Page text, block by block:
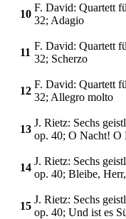
10
F. David: Quartett
32; Adagio
11
F. David: Quartett
32; Scherzo
12
F. David: Quartett
32; Allegro molto
13
J. Rietz: Sechs
op. 40; O Nacht! O
14
J. Rietz: Sechs
op. 40; Bleibe,
15
J. Rietz: Sechs
op. 40; Und ist es